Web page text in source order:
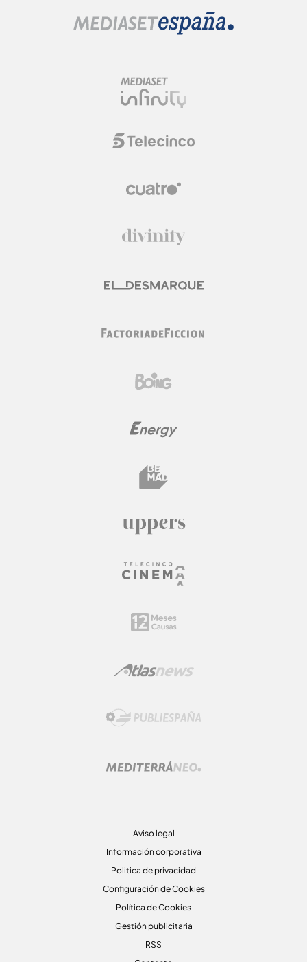
Aviso legal
Información corporativa
Politica de privacidad
Configuración de Cookies
Política de Cookies
Gestión publicitaria
RSS